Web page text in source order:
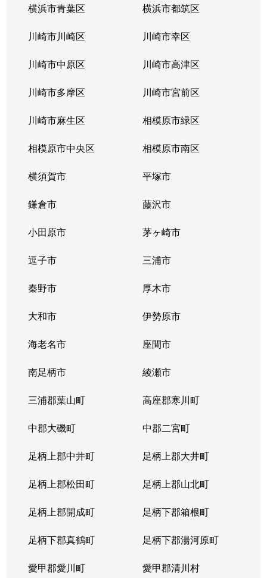
日野
上永谷
日野
上永谷
日野
港南台
日野
港南台
日野中央
港南台
日野中央
6,000万円 洋光台
日野中央
洋光台
日野中央
洋光台
日野南
港南台
日野南
港南台
日野南
港南台
日野南
港南台
日野南
港南台
丸山台
上永谷
丸山台
上永谷
丸山台
上永谷
横浜市青葉区 横浜市都筑区
川崎市川崎区 川崎市幸区
川崎市中原区 川崎市高津区
川崎市多摩区 川崎市宮前区
川崎市麻生区 相模原市緑区
相模原市中央区 相模原市南区
横須賀市 平塚市
鎌倉市 藤沢市
小田原市 茅ヶ崎市
逗子市 三浦市
秦野市 厚木市
大和市 伊勢原市
海老名市 座間市
南足柄市 綾瀬市
三浦郡葉山町 高座郡寒川町
中郡大磯町 中郡二宮町
足柄上郡中井町 足柄上郡大井町
足柄上郡松田町 足柄上郡山北町
足柄上郡開成町 足柄下郡箱根町
足柄下郡真鶴町 足柄下郡湯河原町
愛甲郡愛川町 愛甲郡清川村